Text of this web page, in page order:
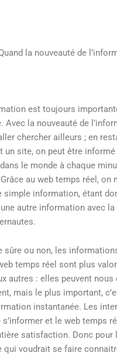
la nouveauté de
est toujours
Avec la nouveauté de
chercher ailleurs ; en
un site, on peut être
le monde à chaque
au web temps réel, on
simple information, étant
autre information avec
sûre ou non, les
temps réel sont plus
autres : elles peuvent nous
mais le plus important,
instantanée. Les
s’informer et le web temps
satisfaction. Donc pour
qui voudrait se faire